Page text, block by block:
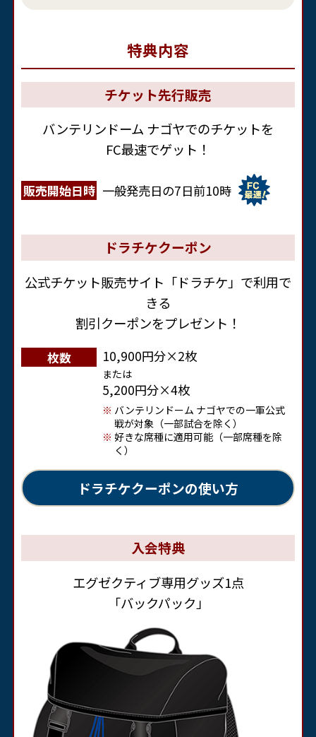
特典内容
チケット先行販売
バンテリンドーム ナゴヤでのチケットを
FC最速でゲット！
販売開始日時 一般発売日の7日前10時
ドラチケクーポン
公式チケット販売サイト「ドラチケ」で利用で
きる
割引クーポンをプレゼント！
枚数 10,900円分×2枚
または
5,200円分×4枚
バンテリンドーム ナゴヤでの一軍公式
戦が対象（一部試合を除く）
好きな席種に適用可能（一部席種を除
く）
ドラチケクーポンの使い方
入会特典
エグゼクティブ専用グッズ1点
「バックパック」